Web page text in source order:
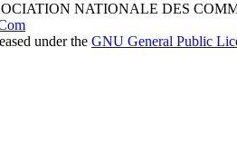
NATIONALE DES
under the GNU General Public